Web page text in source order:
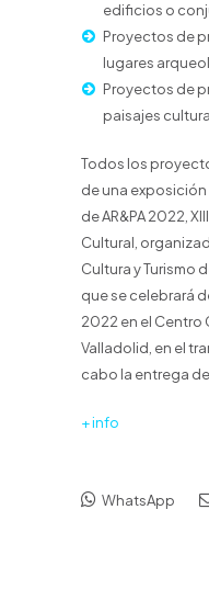
edificios o
Proyectos de
lugares
Proyectos de
paisajes
Todos los
de una exposición
de AR&PA 2022,
Cultural,
Cultura y Turismo
que se celebrará
2022 en el Centro
Valladolid, en el
cabo la entrega
+ info
WhatsApp